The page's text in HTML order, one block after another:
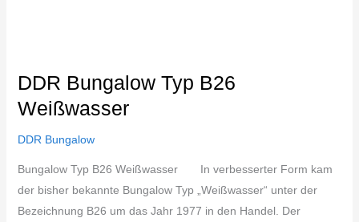
DDR Bungalow Typ B26
Weißwasser
DDR Bungalow
Bungalow Typ B26 Weißwasser In verbesserter Form kam
der bisher bekannte Bungalow Typ „Weißwasser“ unter der
Bezeichnung B26 um das Jahr 1977 in den Handel. Der